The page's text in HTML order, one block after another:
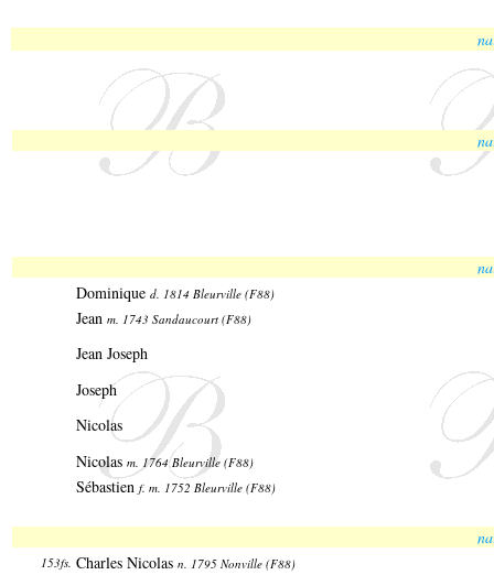
Dominique d. 1814 Bleurville (F88)
Jean m. 1743 Sandaucourt (F88)
Jean Joseph
Joseph
Nicolas
Nicolas m. 1764 Bleurville (F88)
Sébastien f. m. 1752 Bleurville (F88)
153fs. Charles Nicolas n. 1795 Nonville (F88)